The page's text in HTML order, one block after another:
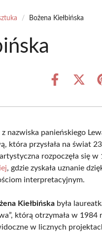
/ Bożena Kiełbińska
Share
Share
nazwiska panieńskiego
która przysłała na świat
rozpoczęła się w
, gdzie zyskała uznanie
interpretacyjnym.
Kiełbińska była
którą otrzymała w 1984
w licznych